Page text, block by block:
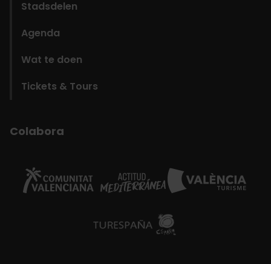
Stadsdelen
Agenda
Wat te doen
Tickets & Tours
Colabora